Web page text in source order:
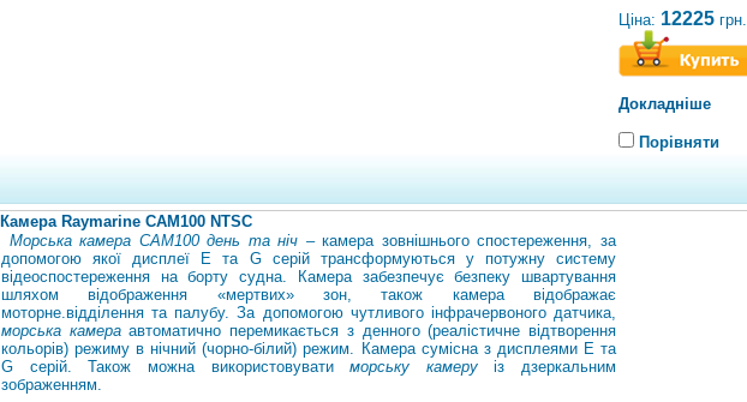
Ціна: 12225 грн.
Докладніше
Порівняти
Камера Raymarine САМ100 NTSC
Морська камера CAM100 день та ніч – камера зовнішнього спостереження, за
допомогою якої дисплеї E та G серій трансформуються у потужну систему
відеоспостереження на борту судна. Камера забезпечує безпеку швартування
шляхом відображення «мертвих» зон, також камера відображає
моторне.відділення та палубу. За допомогою чутливого інфрачервоного датчика,
морська камераавтоматично перемикається з денного (реалістичне відтворення
кольорів) режиму в нічний (чорно-білий) режим. Камера сумісна з дисплеями Е та
G серій. Також можна використовуватиморську камеруіз дзеркальним
зображенням.